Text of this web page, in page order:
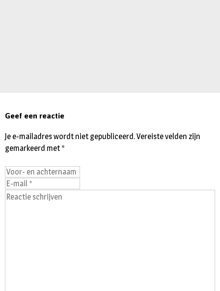
Geef een reactie
Je e-mailadres wordt niet gepubliceerd.Vereiste velden zijn
gemarkeerd met *